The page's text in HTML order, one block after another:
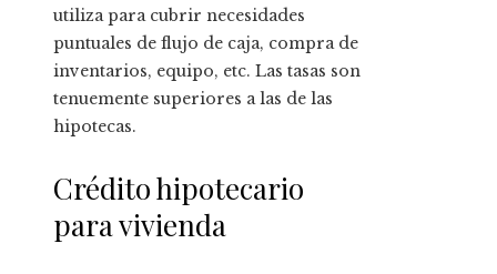
utiliza para cubrir necesidades
puntuales de flujo de caja, compra de
inventarios, equipo, etc. Las tasas son
tenuemente superiores a las de las
hipotecas.
Crédito hipotecario
para vivienda